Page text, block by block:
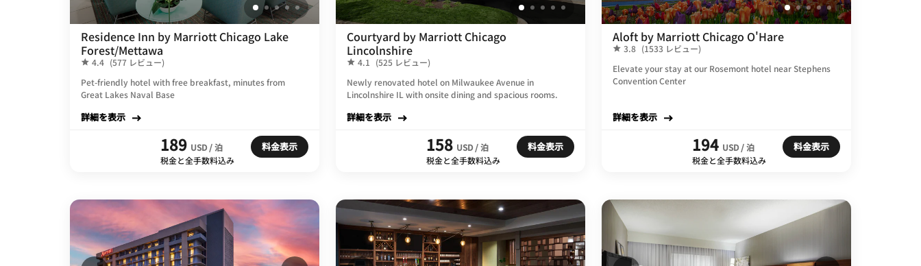
Residence Inn by Marriott Chicago Lake
Forest/Mettawa
4.4 (577 レビュー)
Pet-friendly hotel with free breakfast, minutes from
Great Lakes Naval Base
詳細を表示
189 USD / 泊
税金と全手数料込み
料金表示
Courtyard by Marriott Chicago
Lincolnshire
4.1
(525 レビュー)
Newly renovated hotel on Milwaukee Avenue in
Lincolnshire IL with onsite dining and spacious rooms.
詳細を表示
158 USD / 泊
税金と全手数料込み
料金表示
Aloft by Marriott Chicago O'Hare
3.8 (1533 レビュー)
Elevate your stay at our Rosemont hotel near Stephens
Convention Center
詳細を表示
194 USD / 泊
税金と全手数料込み
料金表示